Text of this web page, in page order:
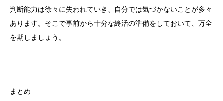
判断能力は徐々に失われていき、自分では気づかないことが多々
あります。そこで事前から十分な終活の準備をしておいて、万全
を期しましょう。
まとめ